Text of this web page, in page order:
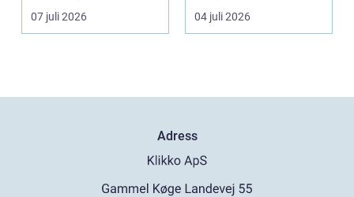
dammiga
sommarvägar. Bilen
07 juli 2026
är långa, ...
04 juli 2026
Adress